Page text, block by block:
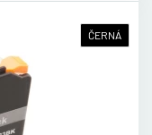
ČERNÁ